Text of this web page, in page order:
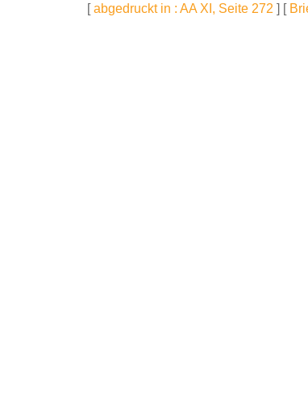
[abgedruckt in : AA XI, Seite 272 ] [